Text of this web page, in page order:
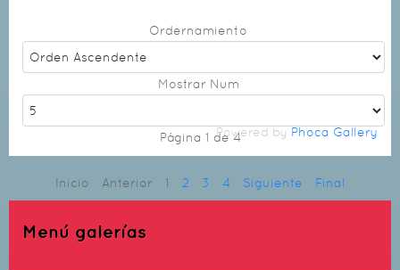
Ordernamiento
Mostrar Num
Página 1 de 4
Inicio Anterior 1 2 3 4 Siguiente Final
Powered by Phoca Gallery
Menú galerías